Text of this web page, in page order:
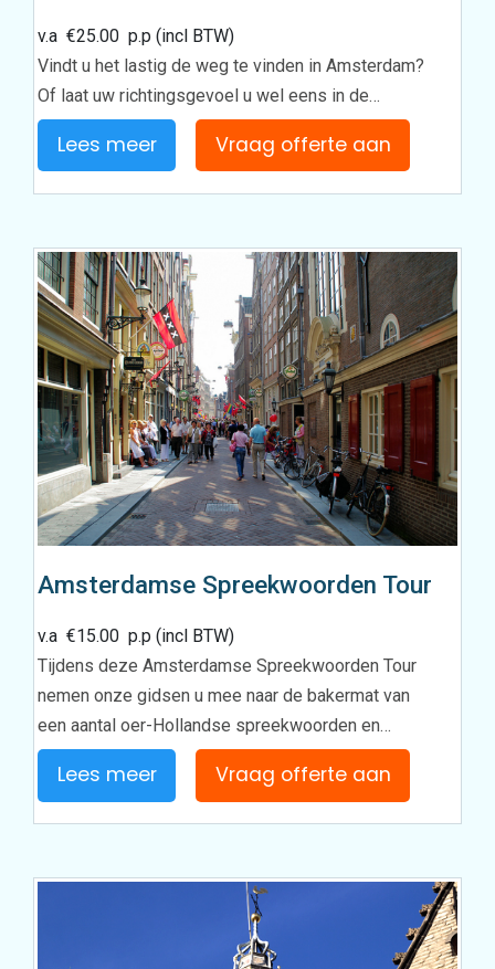
v.a€25.00 p.p (incl BTW)
Vindt u het lastig de weg te vinden in Amsterdam?
Of laat uw richtingsgevoel u wel eens in de…
Lees meer Vraag offerte aan
Amsterdamse Spreekwoorden Tour
v.a€15.00 p.p (incl BTW)
Tijdens deze Amsterdamse Spreekwoorden Tour
nemen onze gidsen u mee naar de bakermat van
een aantal oer-Hollandse spreekwoorden en…
Lees meer Vraag offerte aan